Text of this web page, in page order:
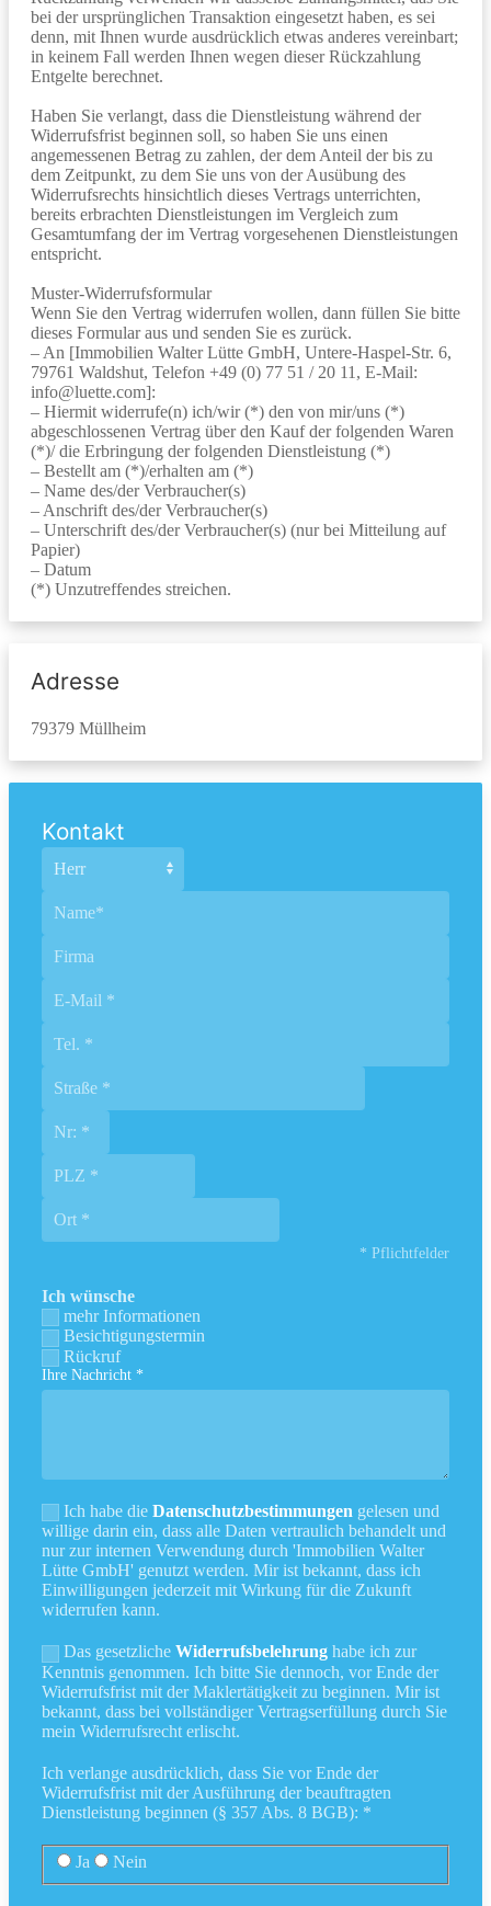
bei der ursprünglichen Transaktion eingesetzt haben, es sei
denn, mit Ihnen wurde ausdrücklich etwas anderes vereinbart;
in keinem Fall werden Ihnen wegen dieser Rückzahlung
Entgelte berechnet.
Haben Sie verlangt, dass die Dienstleistung während der
Widerrufsfrist beginnen soll, so haben Sie uns einen
angemessenen Betrag zu zahlen, der dem Anteil der bis zu
dem Zeitpunkt, zu dem Sie uns von der Ausübung des
Widerrufsrechts hinsichtlich dieses Vertrags unterrichten,
bereits erbrachten Dienstleistungen im Vergleich zum
Gesamtumfang der im Vertrag vorgesehenen Dienstleistungen
entspricht.
Muster-Widerrufsformular
Wenn Sie den Vertrag widerrufen wollen, dann füllen Sie bitte
dieses Formular aus und senden Sie es zurück.
– An [Immobilien Walter Lütte GmbH, Untere-Haspel-Str. 6,
79761 Waldshut, Telefon +49 (0) 77 51 / 20 11, E-Mail:
info@luette.com]:
– Hiermit widerrufe(n) ich/wir (*) den von mir/uns (*)
abgeschlossenen Vertrag über den Kauf der folgenden Waren
(*)/ die Erbringung der folgenden Dienstleistung (*)
– Bestellt am (*)/erhalten am (*)
– Name des/der Verbraucher(s)
– Anschrift des/der Verbraucher(s)
– Unterschrift des/der Verbraucher(s) (nur bei Mitteilung auf
Papier)
– Datum
(*) Unzutreffendes streichen.
Adresse
79379 Müllheim
Kontakt
* Pflichtfelder
Ich wünsche
mehr Informationen
Besichtigungstermin
Rückruf
Ihre Nachricht *
Ich habe die Datenschutzbestimmungen gelesen und
willige darin ein, dass alle Daten vertraulich behandelt und
nur zur internen Verwendung durch 'Immobilien Walter
Lütte GmbH' genutzt werden. Mir ist bekannt, dass ich
Einwilligungen jederzeit mit Wirkung für die Zukunft
widerrufen kann.
Das gesetzliche Widerrufsbelehrung habe ich zur
Kenntnis genommen. Ich bitte Sie dennoch, vor Ende der
Widerrufsfrist mit der Maklertätigkeit zu beginnen. Mir ist
bekannt, dass bei vollständiger Vertragserfüllung durch Sie
mein Widerrufsrecht erlischt.
Ich verlange ausdrücklich, dass Sie vor Ende der
Widerrufsfrist mit der Ausführung der beauftragten
Dienstleistung beginnen (§ 357 Abs. 8 BGB): *
Ja Nein